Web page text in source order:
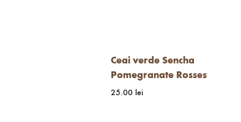
Ceai verde Sencha
Pomegranate Rosses
25.00 lei